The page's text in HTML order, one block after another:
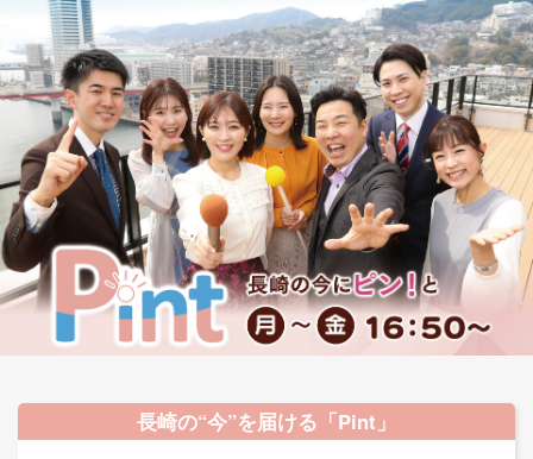
長崎の“今”を届ける「Pint」